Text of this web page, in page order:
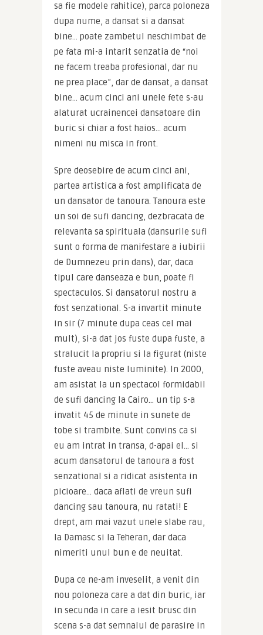
sa fie modele rahitice), parca poloneza
dupa nume, a dansat si a dansat
bine… poate zambetul neschimbat de
pe fata mi-a intarit senzatia de “noi
ne facem treaba profesional, dar nu
ne prea place”, dar de dansat, a dansat
bine… acum cinci ani unele fete s-au
alaturat ucrainencei dansatoare din
buric si chiar a fost haios… acum
nimeni nu misca in front.
Spre deosebire de acum cinci ani,
partea artistica a fost amplificata de
un dansator de tanoura. Tanoura este
un soi de sufi dancing, dezbracata de
relevanta sa spirituala (dansurile sufi
sunt o forma de manifestare a iubirii
de Dumnezeu prin dans), dar, daca
tipul care danseaza e bun, poate fi
spectaculos. Si dansatorul nostru a
fost senzational. S-a invartit minute
in sir (7 minute dupa ceas cel mai
mult), si-a dat jos fuste dupa fuste, a
stralucit la propriu si la figurat (niste
fuste aveau niste luminite). In 2000,
am asistat la un spectacol formidabil
de sufi dancing la Cairo… un tip s-a
invatit 45 de minute in sunete de
tobe si trambite. Sunt convins ca si
eu am intrat in transa, d-apai el… si
acum dansatorul de tanoura a fost
senzational si a ridicat asistenta in
picioare… daca aflati de vreun sufi
dancing sau tanoura, nu ratati! E
drept, am mai vazut unele slabe rau,
la Damasc si la Teheran, dar daca
nimeriti unul bun e de neuitat.
Dupa ce ne-am inveselit, a venit din
nou poloneza care a dat din buric, iar
in secunda in care a iesit brusc din
scena s-a dat semnalul de parasire in